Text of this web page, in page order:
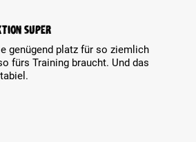
super
genügend platz für so ziemlich
fürs Training braucht. Und das